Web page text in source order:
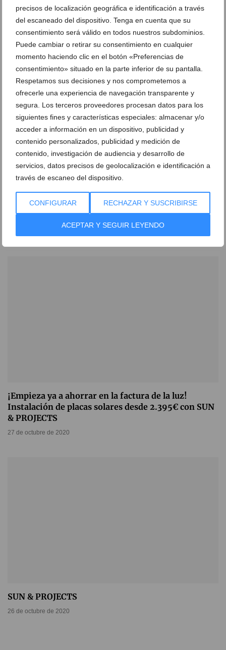
precisos de localización geográfica e identificación a través
del escaneado del dispositivo. Tenga en cuenta que su
consentimiento será válido en todos nuestros subdominios.
Puede cambiar o retirar su consentimiento en cualquier
momento haciendo clic en el botón «Preferencias de
consentimiento» situado en la parte inferior de su pantalla.
Respetamos sus decisiones y nos comprometemos a
ofrecerle una experiencia de navegación transparente y
segura. Los terceros proveedores procesan datos para los
siguientes fines y características especiales: almacenar y/o
acceder a información en un dispositivo, publicidad y
contenido personalizados, publicidad y medición de
contenido, investigación de audiencia y desarrollo de
servicios, datos precisos de geolocalización e identificación a
través de escaneo del dispositivo.
CONFIGURAR RECHAZAR Y SUSCRIBIRSE
ACEPTAR Y SEGUIR LEYENDO
Ahorra en tu factura de la luz gracias a la energía
renovable con SUN & PROJECTS
08 de septiembre de 2021
¿Vives en un piso y quieres disfrutar de las ventajas
de las placas solares? SUN & PROJECTS te dice cómo
¡Empieza ya a ahorrar en la factura de la luz!
Instalación de placas solares desde 2.395€ con SUN
& PROJECTS
27 de octubre de 2020
SUN & PROJECTS
26 de octubre de 2020